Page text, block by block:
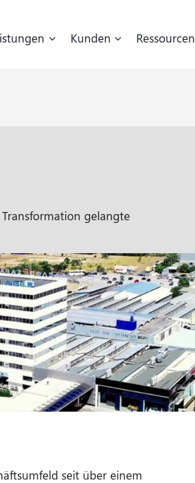
Kunden Ressourcen
gelangte
seit über einem